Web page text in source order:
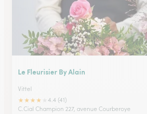
Le Fleurisier By Alain
Vittel
★★★★
4.4 (41)
C.Cial Champion 227, avenue Courberoye